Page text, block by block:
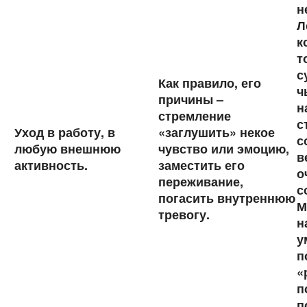
Уход в работу, в
любую внешнюю
активность.
Как правило, его
причины –
стремление
«заглушить» некое
чувство или эмоцию,
заместить его
переживание,
погасить внутреннюю
тревогу.